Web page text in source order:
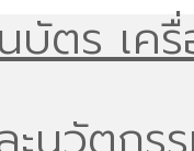
บัตร เค